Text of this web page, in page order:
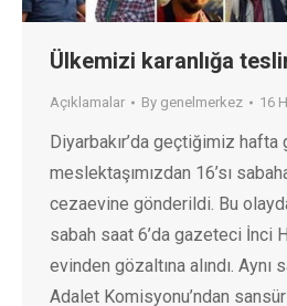
Ülkemizi karanlığa
Açıklamalar By genelmerkez 16
Diyarbakır’da geçtiğimiz hafta
meslektaşımızdan 16’sı
cezaevine gönderildi. Bu
sabah saat 6’da gazeteci İnci
evinden gözaltına alındı. Aynı
Adalet Komisyonu’ndan